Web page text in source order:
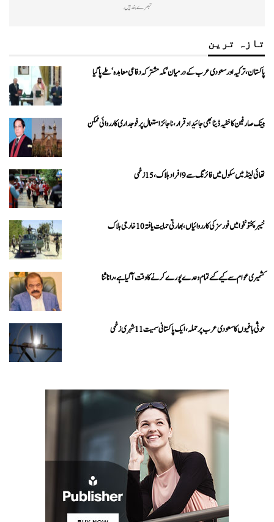
تبصرے بند ہیں.
تازہ ترین
پاکستان، ترکیہ اور سعودی عرب کے درمیان ’مکہ مشترکہ دفاعی معاہدہ‘ طے پا گیا
بینک صارفین کا خفیہ ڈیٹا بھی جائیداد قرار، ناجائز استعمال پر فوجداری کارروائی ممکن
تھائی لینڈ میں سکول میں فائرنگ سے 9 افراد ہلاک، 15 زخمی
خیبرپختونخوا میں فورسز کی کارروائیاں، بھارتی حمایت یافتہ 10 خارجی ہلاک
کشمیری عوام سے کیے گئے تمام وعدے پورے کرنے کا وقت آ گیا ہے، رانا ثنا
حوثی باغیوں کا سعودی عرب پر حملہ، ایک پاکستانی سمیت 11 شہری زخمی